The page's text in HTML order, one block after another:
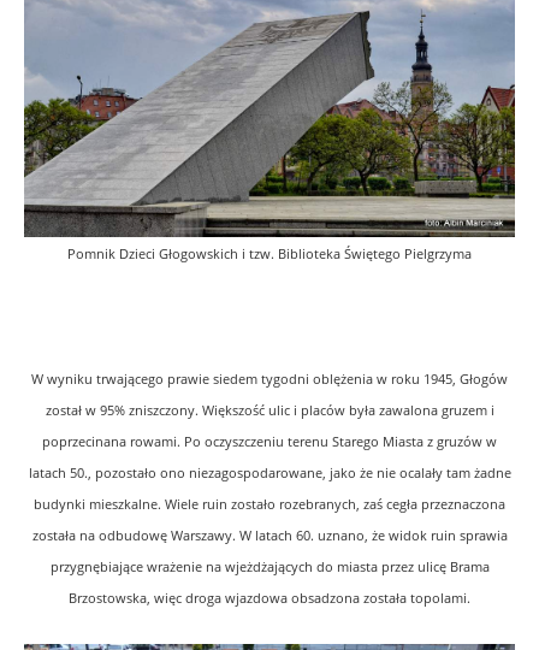
Pomnik Dzieci Głogowskich i tzw. Biblioteka Świętego Pielgrzyma
W wyniku trwającego prawie siedem tygodni oblężenia w roku 1945, Głogów
został w 95% zniszczony. Większość ulic i placów była zawalona gruzem i
poprzecinana rowami. Po oczyszczeniu terenu Starego Miasta z gruzów w
latach 50., pozostało ono niezagospodarowane, jako że nie ocalały tam żadne
budynki mieszkalne. Wiele ruin zostało rozebranych, zaś cegła przeznaczona
została na odbudowę Warszawy. W latach 60. uznano, że widok ruin sprawia
przygnębiające wrażenie na wjeżdżających do miasta przez ulicę Brama
Brzostowska, więc droga wjazdowa obsadzona została topolami.